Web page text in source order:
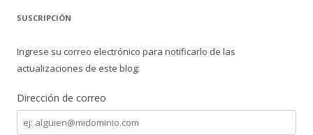
SUSCRIPCIÓN
Ingrese su correo electrónico para notificarlo de las
actualizaciones de este blog:
Dirección de correo
Dirección
de